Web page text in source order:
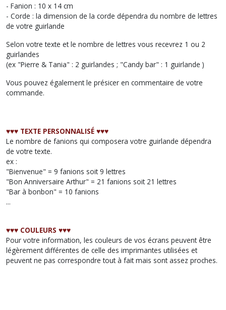
- Fanion : 10 x 14 cm
- Corde : la dimension de la corde dépendra du nombre de lettres
de votre guirlande
Selon votre texte et le nombre de lettres vous recevrez 1 ou 2
guirlandes
(ex "Pierre & Tania" : 2 guirlandes ; "Candy bar" : 1 guirlande )
Vous pouvez également le présicer en commentaire de votre
commande.
♥︎♥︎♥︎ TEXTE PERSONNALISÉ ♥︎♥︎♥︎
Le nombre de fanions qui composera votre guirlande dépendra
de votre texte.
ex :
"Bienvenue" = 9 fanions soit 9 lettres
"Bon Anniversaire Arthur" = 21 fanions soit 21 lettres
"Bar à bonbon" = 10 fanions
...
♥︎♥︎♥︎ COULEURS ♥︎♥︎♥︎
Pour votre information, les couleurs de vos écrans peuvent être
légèrement différentes de celle des imprimantes utilisées et
peuvent ne pas correspondre tout à fait mais sont assez proches.